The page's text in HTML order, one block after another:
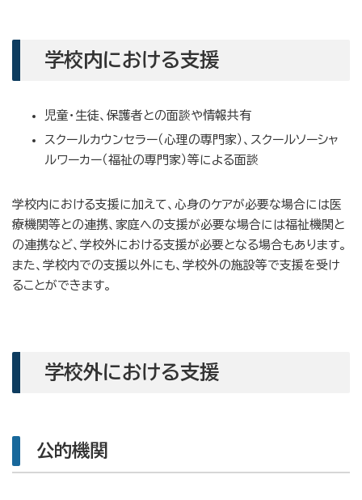
学校内における支援
児童・生徒、保護者との面談や情報共有
スクールカウンセラー（心理の専門家）、スクールソーシャ
ルワーカー（福祉の専門家）等による面談
学校内における支援に加えて、心身のケアが必要な場合には医
療機関等との連携、家庭への支援が必要な場合には福祉機関と
の連携など、学校外における支援が必要となる場合もあります。
また、学校内での支援以外にも、学校外の施設等で支援を受け
ることができます。
学校外における支援
公的機関